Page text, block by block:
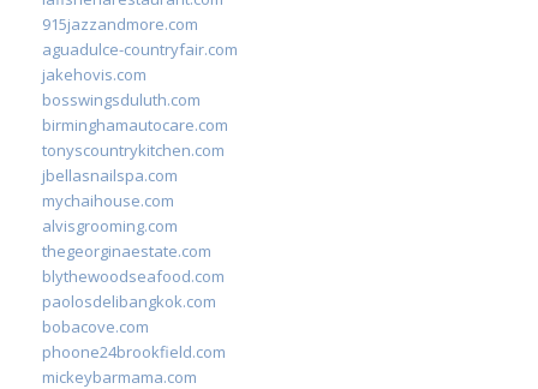
915jazzandmore.com
aguadulce-countryfair.com
jakehovis.com
bosswingsduluth.com
birminghamautocare.com
tonyscountrykitchen.com
jbellasnailspa.com
mychaihouse.com
alvisgrooming.com
thegeorginaestate.com
blythewoodseafood.com
paolosdelibangkok.com
bobacove.com
phoone24brookfield.com
mickeybarmama.com